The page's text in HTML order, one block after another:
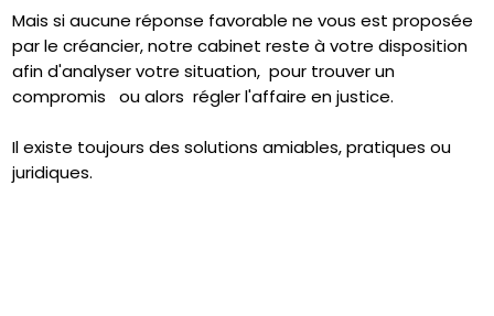
Mais si aucune réponse favorable ne vous est proposée
par le créancier, notre cabinet reste à votre disposition
afin d'analyser votre situation, pour trouver un
compromis ou alors régler l'affaire en justice.
Il existe toujours des solutions amiables, pratiques ou
juridiques.